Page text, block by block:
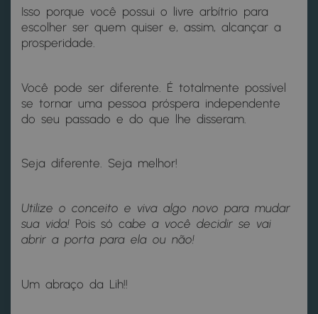
Isso porque você possui o livre arbítrio para
escolher ser quem quiser e, assim, alcançar a
prosperidade.
Você pode ser diferente. É totalmente possível
se tornar uma pessoa próspera independente
do seu passado e do que lhe disseram.
Seja diferente. Seja melhor!
Utilize o conceito e viva algo novo para mudar
sua vida! Pois só cabe a você decidir se vai
abrir a porta para ela ou não!
Um abraço da Lih!!